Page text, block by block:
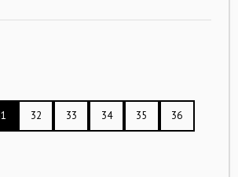
32 33 34 35 36